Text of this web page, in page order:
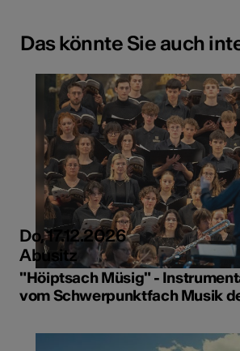
Das könnte Sie auch
Do, 17.12.2026
Abusitz
"Höiptsach Müsig" -
vom Schwerpunktfach Musik